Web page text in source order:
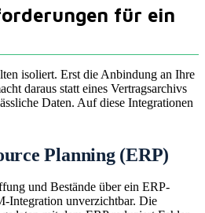
für ein
isoliert. Erst die Anbindung an Ihre
daraus statt eines Vertragsarchivs
Daten. Auf diese Integrationen
Planning (ERP)
und Bestände über ein ERP-
Integration unverzichtbar. Die